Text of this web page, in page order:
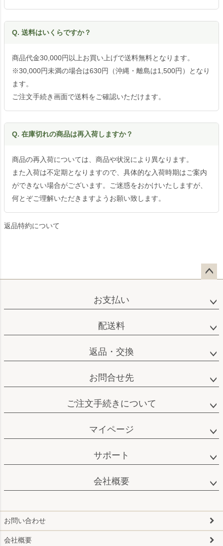
Q. 送料はいくらですか？
商品代金30,000円以上お買い上げで送料無料となります。
※30,000円未満の場合は630円（沖縄・離島は1,500円）となり
ます。
ご注文手続き画面で送料をご確認いただけます。
Q. 在庫切れの商品は再入荷しますか？
商品の再入荷については、商品や状況により異なります。
また入荷は不定期となりますので、具体的な入荷時期はご案内
ができない場合がございます。ご迷惑をおかけいたしますが、
何とぞご理解いただきますようお願い致します。
返品特約について
ップ
お支払い
配送料
返品・交換
お問合せ先
ご注文手続きについて
マイページ
サポート
会社概要
お問い合わせ
会社概要